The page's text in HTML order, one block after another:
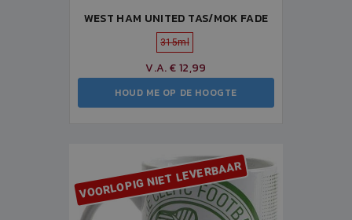
WEST HAM UNITED TAS/MOK FADE
315ml
V.A. € 12,99
HOUD ME OP DE HOOGTE
VOORLOPIG NIET LEVERBAAR